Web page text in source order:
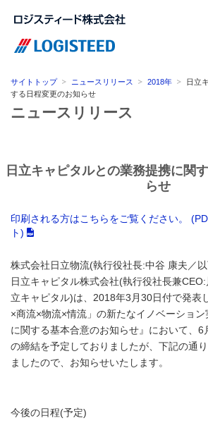
サイトトップ ニュースリリース 2018年
日立
する日程変更のお知らせ
ニュースリリース
日立キャピタルとの業務提携に関
らせ
印刷される方はこちらをご覧ください。
ト)
株式会社日立物流(執行役社長:中谷 康夫／
日立キャピタル株式会社(執行役社長兼
立キャピタル)は、2018年3月30日付で発表
×商流×物流×情流」の新たなイノベーショ
に関する基本合意のお知らせ』において、6
の締結を予定しておりましたが、下記の通
ましたので、お知らせいたします。
今後の日程(予定)